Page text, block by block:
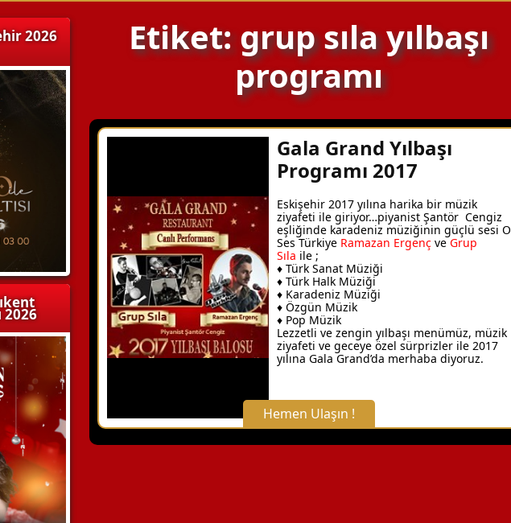
2026
2026
Etiket: grup sıla yılbaşı
programı
Gala Grand Yılbaşı
Programı 2017
Eskişehir 2017 yılına harika bir müzik
ziyafeti ile giriyor…piyanist Şantör Cengiz
eşliğinde karadeniz müziğinin güçlü sesi O
Ses Türkiye Ramazan ErgençveGrup
Sıla ile ;
♦ Türk Sanat Müziği
♦ Türk Halk Müziği
♦ Karadeniz Müziği
♦ Özgün Müzik
♦ Pop Müzik
Lezzetli ve zengin yılbaşı menümüz, müzik
ziyafeti ve geceye özel sürprizler ile 2017
yılına Gala Grand’da merhaba diyoruz.
Hemen Ulaşın !
X Kapat